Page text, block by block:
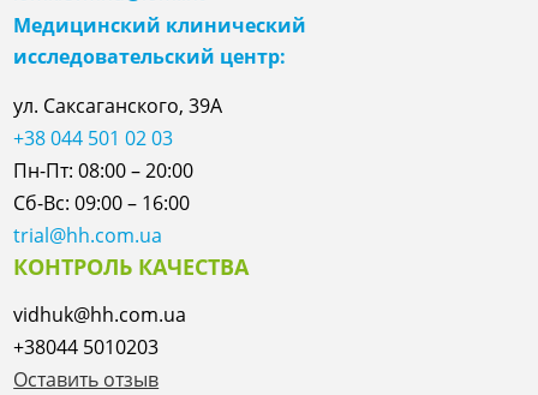
Медицинский клинический
исследовательский центр:
ул. Саксаганского, 39А
+38 044 501 02 03
Пн-Пт: 08:00 – 20:00
Сб-Вс: 09:00 – 16:00
trial@hh.com.ua
КОНТРОЛЬ КАЧЕСТВА
vidhuk@hh.com.ua
+38044 5010203
Оставить отзыв